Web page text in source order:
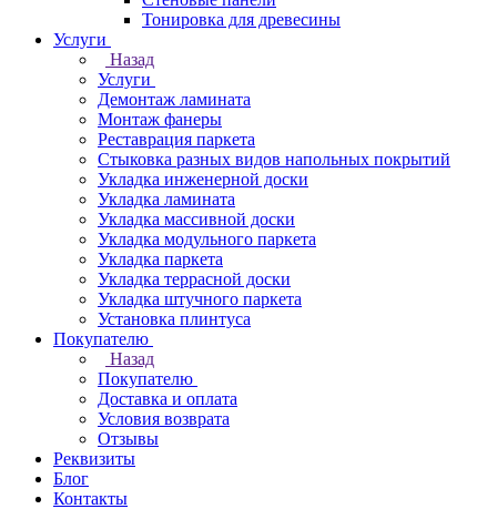
Тонировка для древесины
Услуги
Назад
Услуги
Демонтаж ламината
Монтаж фанеры
Реставрация паркета
Стыковка разных видов напольных покрытий
Укладка инженерной доски
Укладка ламината
Укладка массивной доски
Укладка модульного паркета
Укладка паркета
Укладка террасной доски
Укладка штучного паркета
Установка плинтуса
Покупателю
Назад
Покупателю
Доставка и оплата
Условия возврата
Отзывы
Реквизиты
Блог
Контакты